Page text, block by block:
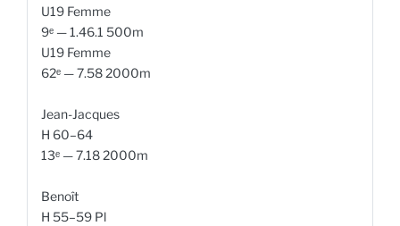
U19 Femme
9ᵉ — 1.46.1 500m
U19 Femme
62ᵉ — 7.58 2000m
Jean-Jacques
H 60–64
13ᵉ — 7.18 2000m
Benoît
H 55–59 Pl